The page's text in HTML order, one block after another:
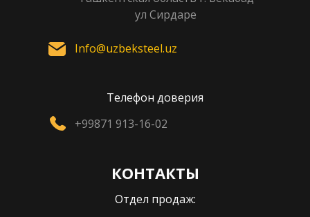
ул Сирдаре
Info@uzbeksteel.uz
Телефон доверия
+99871 913-16-02
КОНТАКТЫ
Отдел продаж: